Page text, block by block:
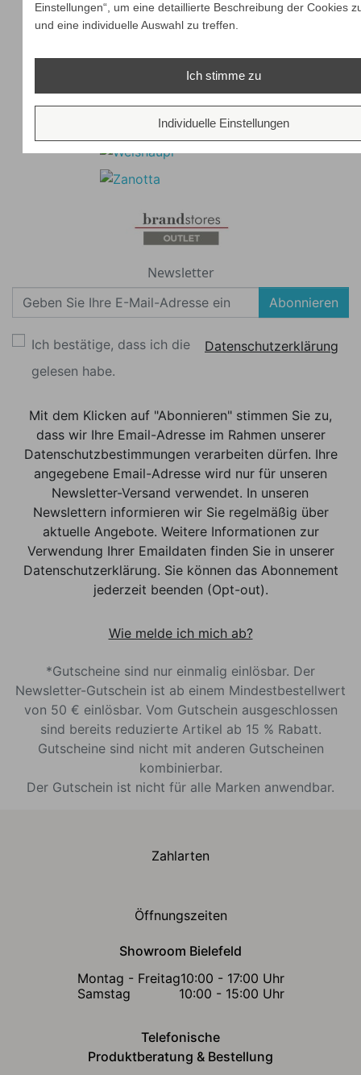
Newsletter
Abonnieren
Ich bestätige, dass ich die
Datenschutzerklärung
gelesen habe.
Mit dem Klicken auf "Abonnieren" stimmen Sie zu,
dass wir Ihre Email-Adresse im Rahmen unserer
Datenschutzbestimmungen verarbeiten dürfen. Ihre
angegebene Email-Adresse wird nur für unseren
Newsletter-Versand verwendet. In unseren
Newslettern informieren wir Sie regelmäßig über
aktuelle Angebote. Weitere Informationen zur
Verwendung Ihrer Emaildaten finden Sie in unserer
Datenschutzerklärung. Sie können das Abonnement
jederzeit beenden (Opt-out).
Wie melde ich mich ab?
*Gutscheine sind nur einmalig einlösbar. Der
Newsletter-Gutschein ist ab einem Mindestbestellwert
von 50 € einlösbar. Vom Gutschein ausgeschlossen
sind bereits reduzierte Artikel ab 15 % Rabatt.
Gutscheine sind nicht mit anderen Gutscheinen
kombinierbar.
Der Gutschein ist nicht für alle Marken anwendbar.
Zahlarten
Öffnungszeiten
Showroom Bielefeld
Montag - Freitag10:00 - 17:00 Uhr
Samstag
10:00 - 15:00 Uhr
Telefonische
Produktberatung & Bestellung
Einstellungen“, um eine detaillierte Beschreibung der Cookies
und eine individuelle Auswahl zu treffen.
Ich stimme zu
Individuelle Einstellungen